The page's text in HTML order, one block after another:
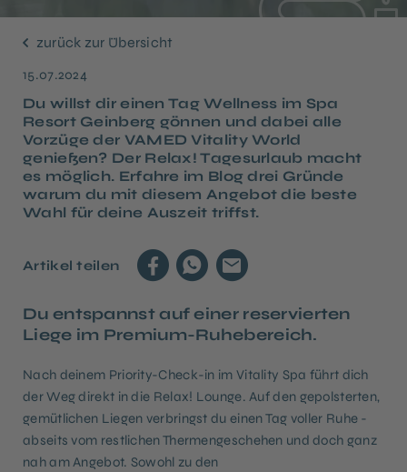
zurück zur Übersicht
15.07.2024
Du willst dir einen Tag Wellness im Spa
Resort Geinberg gönnen und dabei alle
Vorzüge der VAMED Vitality World
genießen? Der Relax! Tagesurlaub macht
es möglich. Erfahre im Blog drei Gründe
warum du mit diesem Angebot die beste
Wahl für deine Auszeit triffst.
Artikel teilen
Du entspannst auf einer reservierten
Liege im Premium-Ruhebereich.
Nach deinem Priority-Check-in im Vitality Spa führt dich
der Weg direkt in die Relax! Lounge. Auf den gepolsterten,
gemütlichen Liegen verbringst du einen Tag voller Ruhe -
abseits vom restlichen Thermengeschehen und doch ganz
nah am Angebot. Sowohl zu den